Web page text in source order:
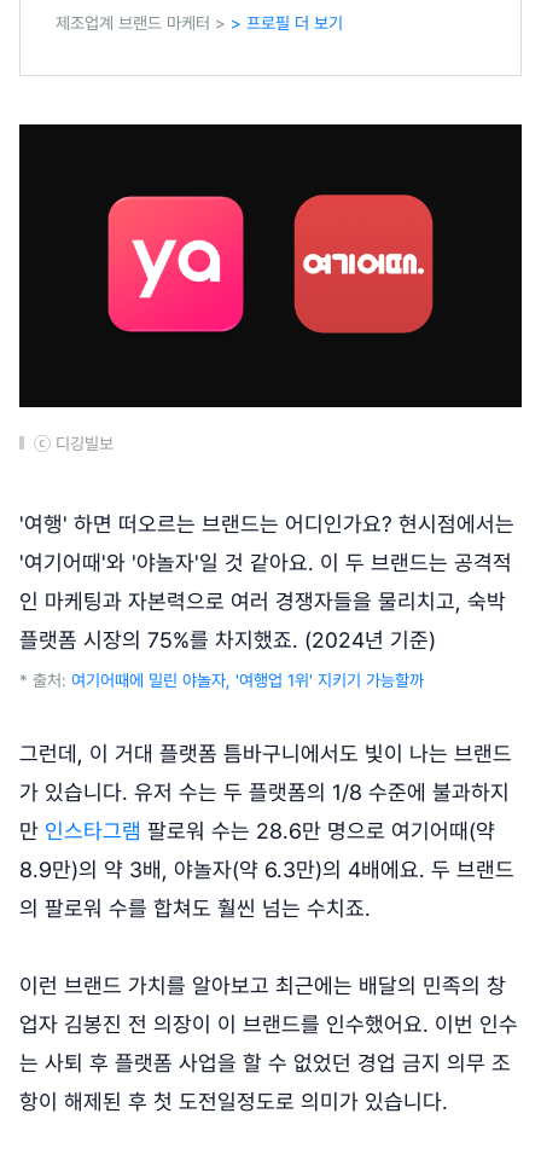
제조업계 브랜드 마케터 > > 프로필 더 보기
ⓒ 디깅빌보
'여행' 하면 떠오르는 브랜드는 어디인가요? 현시점에서는
'여기어때'와 '야놀자'일 것 같아요. 이 두 브랜드는 공격적
인 마케팅과 자본력으로 여러 경쟁자들을 물리치고, 숙박
플랫폼 시장의 75%를 차지했죠. (2024년 기준)
* 출처: 여기어때에 밀린 야놀자, '여행업 1위' 지키기 가능할까
그런데, 이 거대 플랫폼 틈바구니에서도 빛이 나는 브랜드
가 있습니다. 유저 수는 두 플랫폼의 1/8 수준에 불과하지
만 인스타그램 팔로워 수는 28.6만 명으로 여기어때(약
8.9만)의 약 3배, 야놀자(약 6.3만)의 4배에요. 두 브랜드
의 팔로워 수를 합쳐도 훨씬 넘는 수치죠.
이런 브랜드 가치를 알아보고 최근에는 배달의 민족의 창
업자 김봉진 전 의장이 이 브랜드를 인수했어요. 이번 인수
는 사퇴 후 플랫폼 사업을 할 수 없었던 경업 금지 의무 조
항이 해제된 후 첫 도전일정도로 의미가 있습니다.